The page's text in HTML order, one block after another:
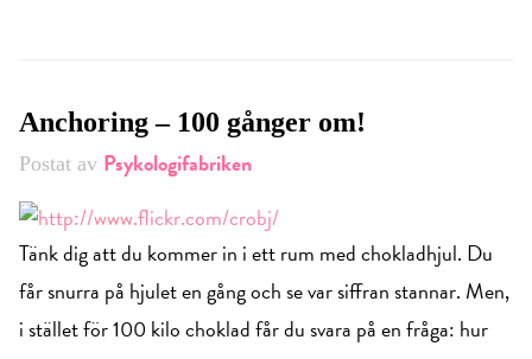
Anchoring – 100 gånger om!
Postat av Psykologifabriken
Tänk dig att du kommer in i ett rum med chokladhjul. Du
får snurra på hjulet en gång och se var siffran stannar. Men,
i stället för 100 kilo choklad får du svara på en fråga: hur